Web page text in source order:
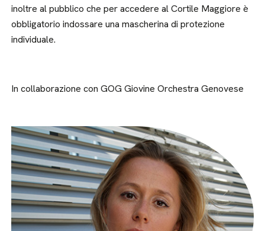
inoltre al pubblico che per accedere al Cortile Maggiore è
obbligatorio indossare una mascherina di protezione
individuale.
In collaborazione con GOG Giovine Orchestra Genovese